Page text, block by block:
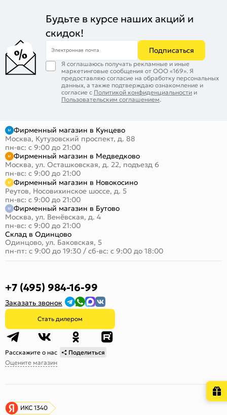
Будьте в курсе наших акций и
скидок!
Электронная почта Подписаться
Я соглашаюсь получать рекламные и иные
маркетинговые сообщения от ООО «169». Я
предоставляю согласие на обработку персональных
данных, а также подтверждаю ознакомление и
согласие с Политикой конфиденциальности и
Пользовательским соглашением.
Фирменный магазин в Кунцево
Москва, Кутузовский проспект, д. 88
пн-вс: с 9:00 до 21:00
Фирменный магазин в Медведково
Москва, ул. Осташковская, д. 22, подъезд 6
пн-вс: с 9:00 до 21:00
Фирменный магазин в Новокосино
Реутов, Носовихинское шоссе, д. 5
пн-вс: с 9:00 до 21:00
Фирменный магазин в Бутово
Москва, ул. Венёвская, д. 4
пн-вс: с 9:00 до 21:00
Склад в Одинцово
Одинцово, ул. Баковская, 5
пн-пт: с 9:00 до 19:30 / сб-вс: с 9:00 до 18:00
+7 (495) 984-16-99
Заказать звонок
Стать дилером
Расскажите о нас
Поделиться
Оцените магазин
ИКС 1340